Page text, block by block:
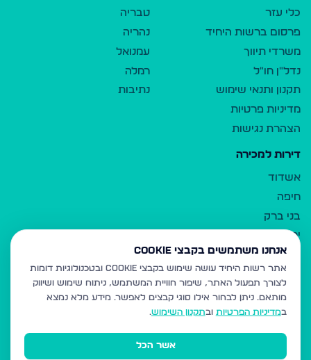
כלי עזר
פרסום ברשות היחיד
משרדי תיווך
נדל"ן חו"ל
תקנון ותנאי שימוש
מדיניות פרטיות
הצהרת נגישות
טבריה
נהריה
עמנואל
רמלה
נתיבות
דירות למכירה
אשדוד
חיפה
בני ברק
ירושלים
אלעד
גבעת זאב
בית שמש
רכסים
מודיעין עילית
אנחנו משתמשים בקבצי Cookie
אתר רשות היחיד עושה שימוש בקבצי Cookie ובטכנולוגיות דומות
לצורך תפעול האתר, שיפור חוויית המשתמש, ניתוח שימוש ושיווק
מותאם. ניתן לבחור אילו סוגי קבצים לאפשר. מידע מלא נמצא
במדיניות הפרטיות ובתקנון השימוש.
אשר הכל